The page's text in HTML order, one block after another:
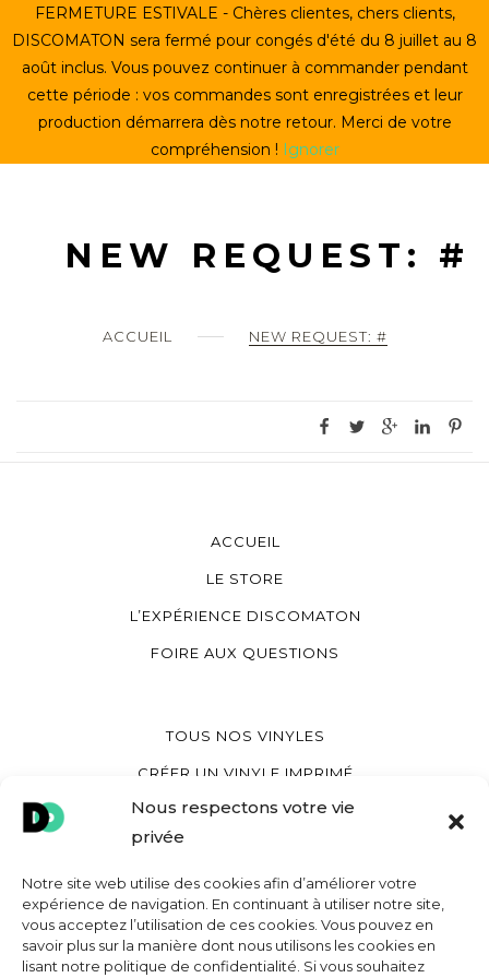
Nous respectons votre vie
privée
Notre site web utilise des cookies afin d’améliorer votre
expérience de navigation. En continuant à utiliser notre site,
vous acceptez l’utilisation de ces cookies. Vous pouvez en
savoir plus sur la manière dont nous utilisons les cookies en
lisant notre politique de confidentialité. Si vous souhaitez
to
content
ACCUEIL
CRÉER UN VINYLE
LE STORE
ACCUEIL NEW REQUEST: #
NEW REQUEST: #
ACCUEIL
LE STORE
L’EXPÉRIENCE DISCOMATON
FOIRE AUX QUESTIONS
TOUS NOS VINYLES
CRÉER UN VINYLE IMPRIMÉ
CRÉER UN VINYLE COEUR
CRÉER UNE POCHETTE VINYLE
MON COMPTE
CONTACT
FERMETURE ESTIVALE - Chères clientes, chers clients,
DISCOMATON sera fermé pour congés d'été du 8 juillet au 8
août inclus. Vous pouvez continuer à commander pendant
cette période : vos commandes sont enregistrées et leur
production démarrera dès notre retour. Merci de votre
compréhension ! Ignorer